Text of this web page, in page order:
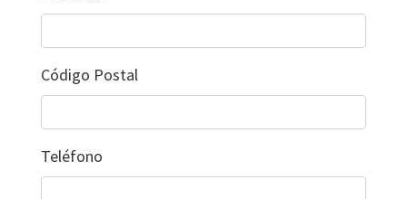
Código Postal
Teléfono